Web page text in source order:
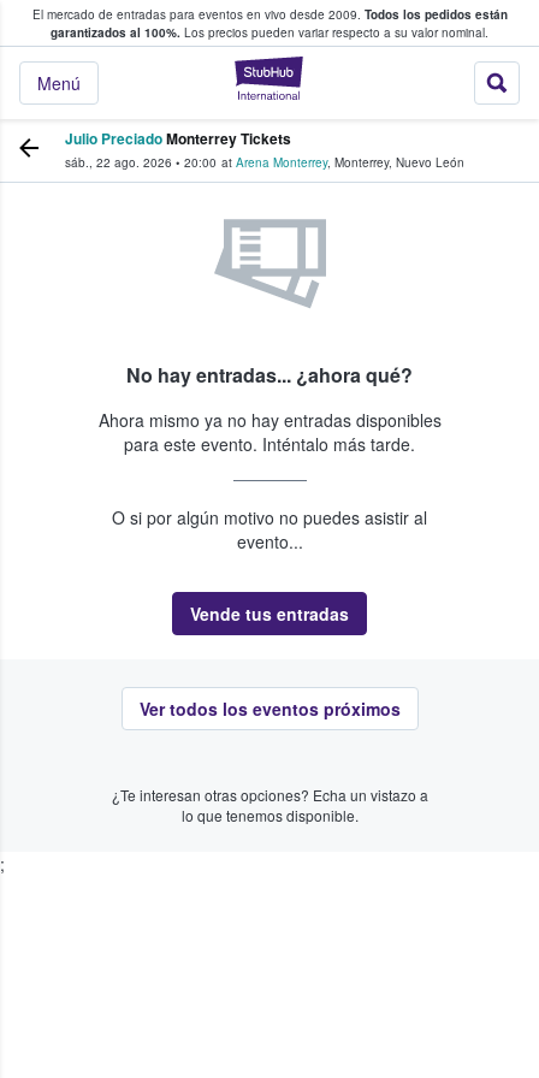
El mercado de entradas para eventos en vivo desde 2009. Todos los pedidos están
garantizados al 100%. Los precios pueden variar respecto a su valor nominal.
StubHub:
Menú
y venta de entradas entre fans
Julio PreciadoMonterrey Tickets
sáb., 22 ago. 2026 • 20:00 at Arena Monterrey, Monterrey, Nuevo León
No hay entradas... ¿ahora qué?
Ahora mismo ya no hay entradas disponibles
para este evento. Inténtalo más tarde.
O si por algún motivo no puedes asistir al
evento...
Vende tus entradas
Ver todos los eventos próximos
¿Te interesan otras opciones? Echa un vistazo a
lo que tenemos disponible.
;